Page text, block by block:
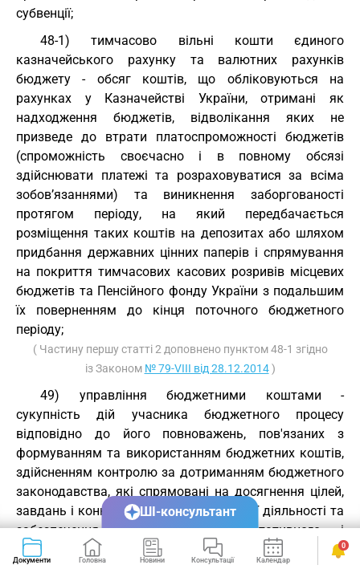
субвенції;
48-1) тимчасово вільні кошти єдиного
казначейського рахунку та валютних рахунків
бюджету - обсяг коштів, що обліковуються на
рахунках у Казначействі України, отримані як
надходження бюджетів, відволікання яких не
призведе до втрати платоспроможності бюджетів
(спроможність своєчасно і в повному обсязі
здійснювати платежі та розраховуватися за всіма
зобов’язаннями) та виникнення заборгованості
протягом періоду, на який передбачається
розміщення таких коштів на депозитах або шляхом
придбання державних цінних паперів і спрямування
на покриття тимчасових касових розривів місцевих
бюджетів та Пенсійного фонду України з подальшим
їх поверненням до кінця поточного бюджетного
періоду;
( Частину першу статті 2 доповнено пунктом 48-1 згідно
із Законом № 79-VIII від 28.12.2014)
49) управління бюджетними коштами -
сукупність дій учасника бюджетного процесу
відповідно до його повноважень, пов'язаних з
формуванням та використанням бюджетних коштів,
здійсненням контролю за дотриманням бюджетного
законодавства, які спрямовані на досягнення цілей,
завдань і конкретних результатів своєї діяльності та
забезпечення ефективного, результативного і
цільового використання бюджетних коштів;
Документи Головна Новини Консультації Календар Сервіси
0
ШІ-консультант